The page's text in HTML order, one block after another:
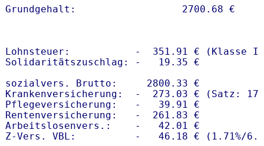
Lohnsteuer:           -  351.91 € (Klasse I)
Solidaritätszuschlag: -   19.35 €
sozialvers. Brutto:     2800.33 €
Krankenversicherung:  -  273.03 € (Satz:
Pflegeversicherung:   -   39.91 €
Rentenversicherung:   -  261.83 €
Arbeitslosenvers.:    -   42.01 €
Z-Vers. VBL:          -   46.18 € ( 1.71%/